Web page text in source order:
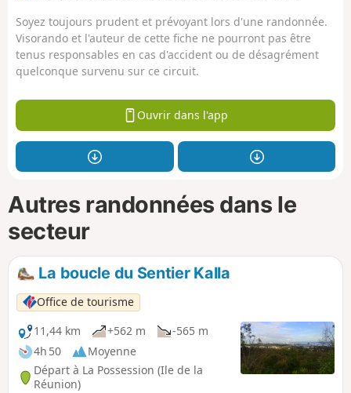
Soyez toujours prudent et prévoyant lors d'une randonnée.
Visorando et l'auteur de cette fiche ne pourront pas être
tenus responsables en cas d'accident ou de désagrément
quelconque survenu sur ce circuit.
Ouvrir dans l'app
Autres randonnées dans le
secteur
La boucle du Sentier Kalla
Office de tourisme
11,44 km
+562 m
-565 m
4h 50
Moyenne
Départ à La Possession (Ile de la
Réunion)